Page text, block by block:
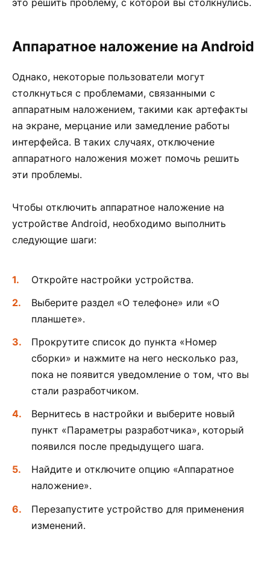
это решить проблему, с которой вы столкнулись.
Аппаратное наложение на Android
Однако, некоторые пользователи могут
столкнуться с проблемами, связанными с
аппаратным наложением, такими как артефакты
на экране, мерцание или замедление работы
интерфейса. В таких случаях, отключение
аппаратного наложения может помочь решить
эти проблемы.
Чтобы отключить аппаратное наложение на
устройстве Android, необходимо выполнить
следующие шаги:
Откройте настройки устройства.
Выберите раздел «О телефоне» или «О
планшете».
Прокрутите список до пункта «Номер
сборки» и нажмите на него несколько раз,
пока не появится уведомление о том, что вы
стали разработчиком.
Вернитесь в настройки и выберите новый
пункт «Параметры разработчика», который
появился после предыдущего шага.
Найдите и отключите опцию «Аппаратное
наложение».
Перезапустите устройство для применения
изменений.